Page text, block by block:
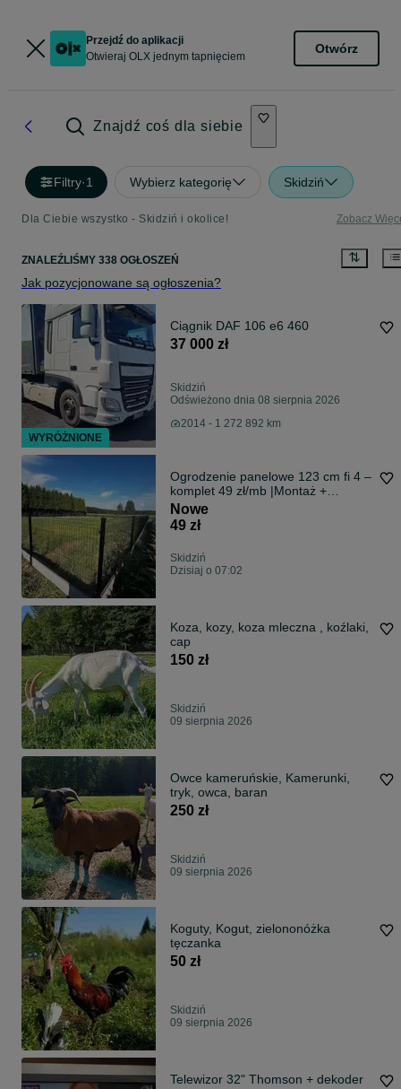
Przejdź do aplikacji
Otwieraj OLX jednym tapnięciem
Otwórz
Znajdź coś dla siebie
Filtry·1 Wybierz kategorię Skidziń
Dla Ciebie wszystko - Skidziń i okolice! Zobacz
ZNALEŹLIŚMY 338 OGŁOSZEŃ
Jak pozycjonowane są ogłoszenia?
Ciągnik DAF 106 e6 460
37 000 zł
Skidziń
Odświeżono dnia 08 sierpnia 2026
2014 - 1 272 892 km
Ogrodzenie panelowe 123 cm fi 4 –
komplet 49 zł/mb |Montaż +
Transport
Nowe
49 zł
Skidziń
Dzisiaj o 07:02
Koza, kozy, koza mleczna , koźlaki,
cap
150 zł
Skidziń
09 sierpnia 2026
Owce kameruńskie, Kamerunki,
tryk, owca, baran
250 zł
Skidziń
09 sierpnia 2026
Koguty, Kogut, zielononóżka
tęczanka
50 zł
Skidziń
09 sierpnia 2026
Telewizor 32" Thomson + dekoder
WYRÓŻNIONE